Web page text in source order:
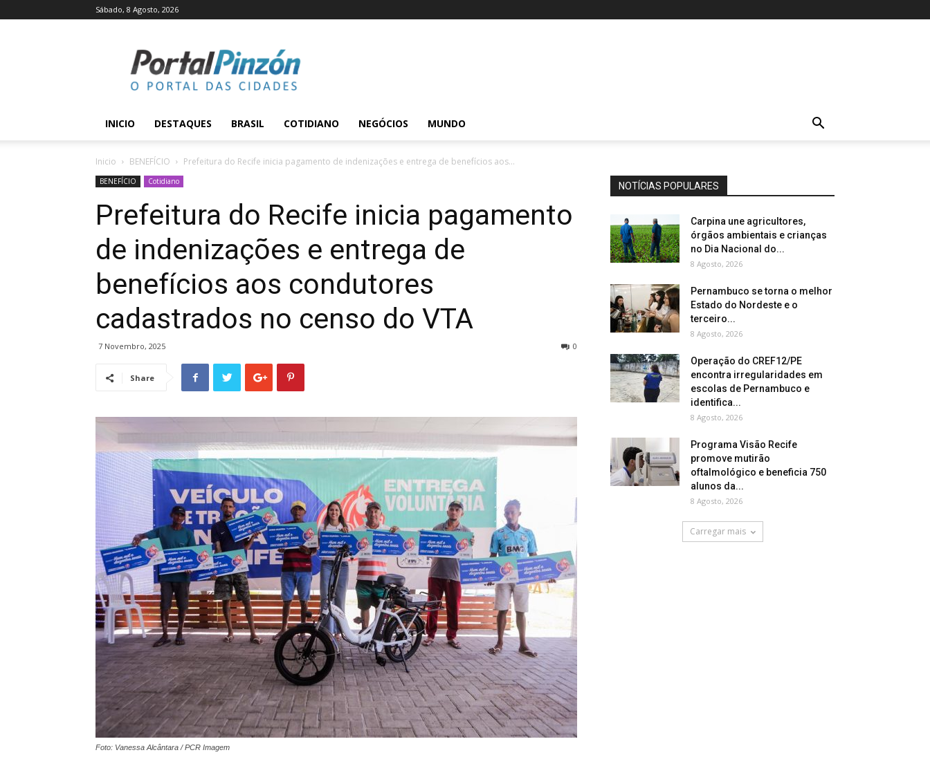
Sábado, 8 Agosto, 2026
Pinzón
INICIO DESTAQUES BRASIL COTIDIANO NEGÓCIOS MUNDO
Inicio BENEFÍCIO Prefeitura do Recife inicia pagamento de indenizações e entrega de benefícios aos...
BENEFÍCIO Cotidiano
Prefeitura do Recife inicia pagamento
de indenizações e entrega de
benefícios aos condutores
cadastrados no censo do VTA
7 Novembro, 2025 0
Share
Foto: Vanessa Alcântara / PCR Imagem
NOTÍCIAS POPULARES
Carpina une agricultores,
órgãos ambientais e crianças
no Dia Nacional do...
8 Agosto, 2026
Pernambuco se torna o melhor
Estado do Nordeste e o
terceiro...
8 Agosto, 2026
Operação do CREF12/PE
encontra irregularidades em
escolas de Pernambuco e
identifica...
8 Agosto, 2026
Programa Visão Recife
promove mutirão
oftalmológico e beneficia 750
alunos da...
8 Agosto, 2026
Carregar mais